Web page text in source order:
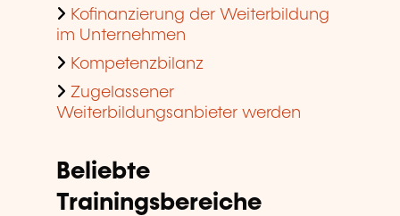
Kofinanzierung der Weiterbildung
im Unternehmen
Kompetenzbilanz
Zugelassener
Weiterbildungsanbieter werden
Beliebte
Trainingsbereiche